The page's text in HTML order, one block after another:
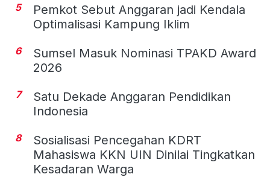
5
Pemkot Sebut Anggaran jadi Kendala
Optimalisasi Kampung Iklim
6
Sumsel Masuk Nominasi TPAKD Award
2026
7
Satu Dekade Anggaran Pendidikan
Indonesia
8
Sosialisasi Pencegahan KDRT
Mahasiswa KKN UIN Dinilai Tingkatkan
Kesadaran Warga